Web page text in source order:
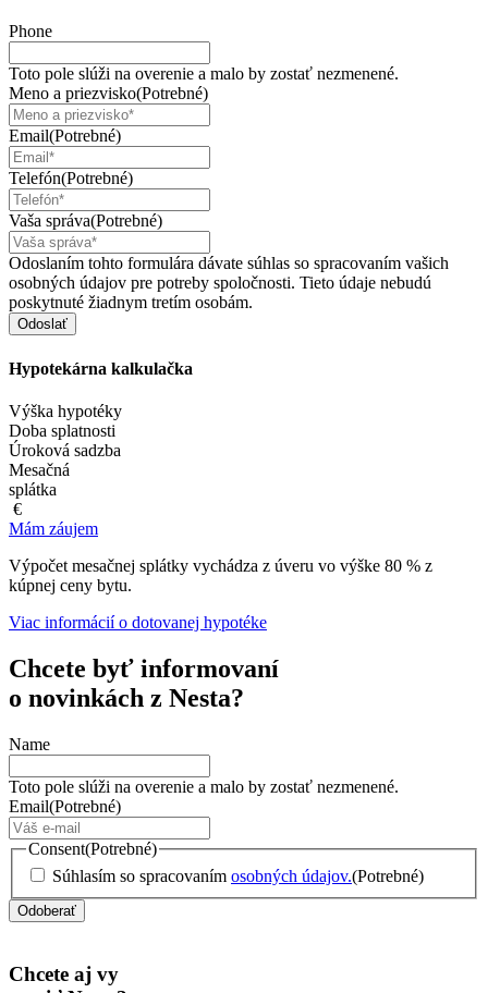
Phone
Toto pole slúži na overenie a malo by zostať nezmenené.
Meno a priezvisko(Potrebné)
Email(Potrebné)
Telefón(Potrebné)
Vaša správa(Potrebné)
Odoslaním tohto formulára dávate súhlas so spracovaním vašich
osobných údajov pre potreby spoločnosti. Tieto údaje nebudú
poskytnuté žiadnym tretím osobám.
Hypotekárna kalkulačka
Výška hypotéky
Doba splatnosti
Úroková sadzba
Mesačná
splátka
€
Mám záujem
Výpočet mesačnej splátky vychádza z úveru vo výške 80 % z
kúpnej ceny bytu.
Viac informácií o dotovanej hypotéke
Chcete byť informovaní
o novinkách z Nesta?
Name
Toto pole slúži na overenie a malo by zostať nezmenené.
Email(Potrebné)
Consent(Potrebné)
Súhlasím so spracovaním osobných údajov.(Potrebné)
Chcete aj vy